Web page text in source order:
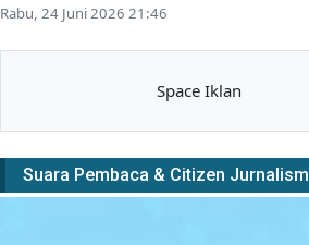
Rabu, 24 Juni 2026 21:46
Space Iklan
Suara Pembaca & Citizen Jurnalism